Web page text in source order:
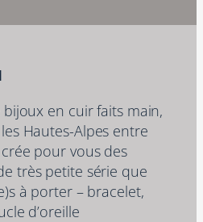
en cuir faits main,
Hautes-Alpes entre
pour vous des
très petite série que
à porter – bracelet,
d’oreille